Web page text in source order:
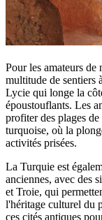
Pour les amateurs
multitude de sentiers
Lycie qui longe la
époustouflants. Les
profiter des plages
turquoise, où la
activités prisées.
La Turquie est
anciennes, avec des
et Troie, qui
l'héritage culturel du
ces cités antiques